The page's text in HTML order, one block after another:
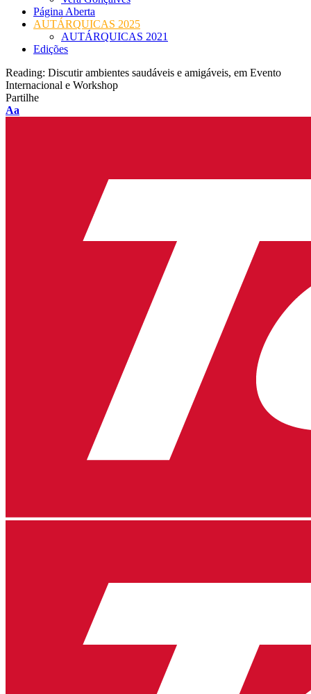
Página Aberta
AUTÁRQUICAS 2025
AUTÁRQUICAS 2021
Edições
Reading: Discutir ambientes saudáveis e amigáveis, em Evento
Internacional e Workshop
Partilhe
Font
Aa